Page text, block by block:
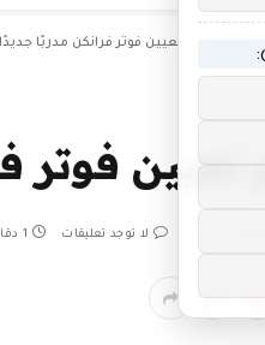
هارتس: تم تعيين فوتر فرانكن مدربًا جديدًا
فوتر
لا توجد تعليقات 1 دقائق